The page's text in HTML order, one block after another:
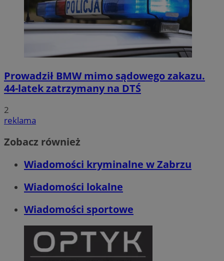
Prowadził BMW mimo sądowego zakazu.
44-latek zatrzymany na DTŚ
2
reklama
Zobacz również
Wiadomości kryminalne w Zabrzu
Wiadomości lokalne
Wiadomości sportowe